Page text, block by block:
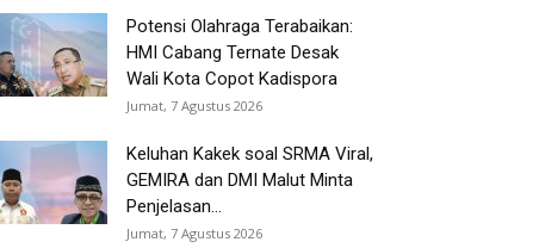
Potensi Olahraga Terabaikan:
HMI Cabang Ternate Desak
Wali Kota Copot Kadispora
Jumat, 7 Agustus 2026
Keluhan Kakek soal SRMA Viral,
GEMIRA dan DMI Malut Minta
Penjelasan...
Jumat, 7 Agustus 2026